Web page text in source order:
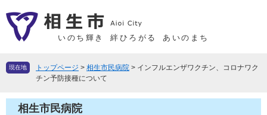
ー
先
ニ
を
いのち輝き 絆ひろがる あいのまち
現在地 トップページ > 相生市民病院 > インフルエンザワクチン、コロナワク
チン予防接種について
相生市民病院